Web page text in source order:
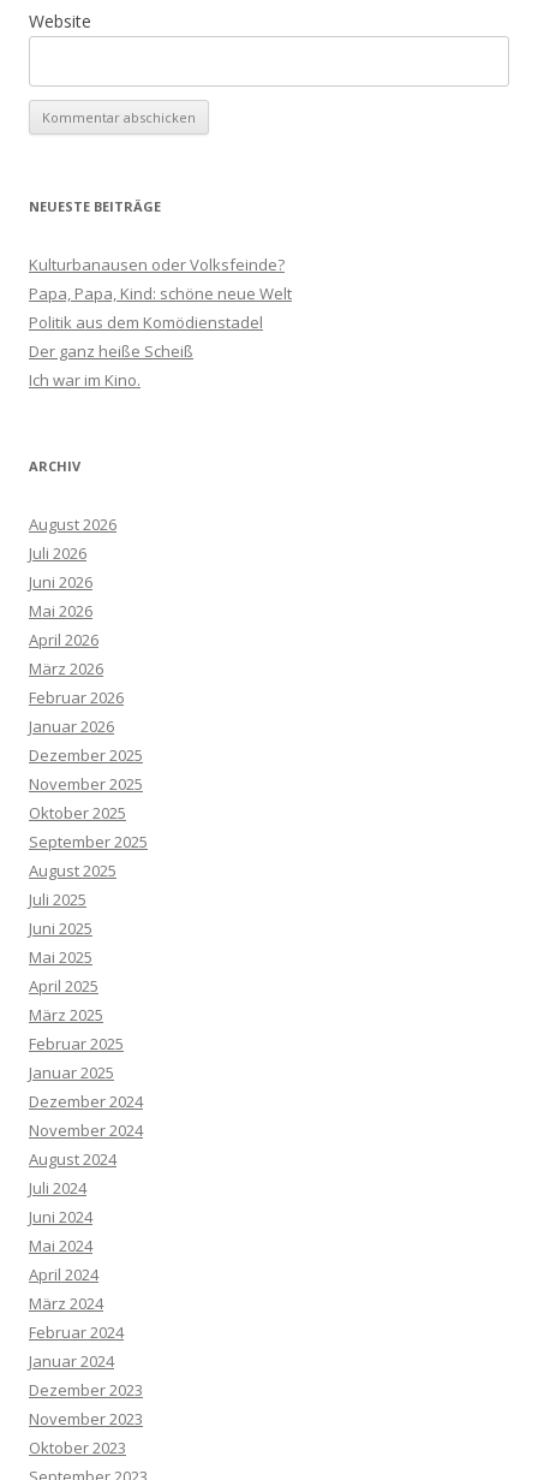
Website
NEUESTE BEITRÄGE
Kulturbanausen oder Volksfeinde?
Papa, Papa, Kind: schöne neue Welt
Politik aus dem Komödienstadel
Der ganz heiße Scheiß
Ich war im Kino.
ARCHIV
August 2026
Juli 2026
Juni 2026
Mai 2026
April 2026
März 2026
Februar 2026
Januar 2026
Dezember 2025
November 2025
Oktober 2025
September 2025
August 2025
Juli 2025
Juni 2025
Mai 2025
April 2025
März 2025
Februar 2025
Januar 2025
Dezember 2024
November 2024
August 2024
Juli 2024
Juni 2024
Mai 2024
April 2024
März 2024
Februar 2024
Januar 2024
Dezember 2023
November 2023
Oktober 2023